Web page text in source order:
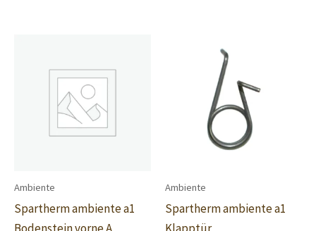
Ambiente
Spartherm ambiente a1
Ambiente
Spartherm ambiente a1